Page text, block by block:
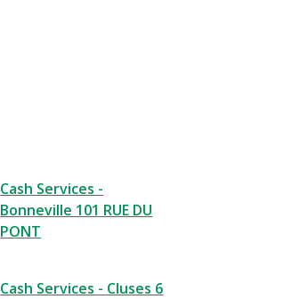
Cash Services -
Bonneville 101 RUE DU
PONT
Cash Services - Cluses 6